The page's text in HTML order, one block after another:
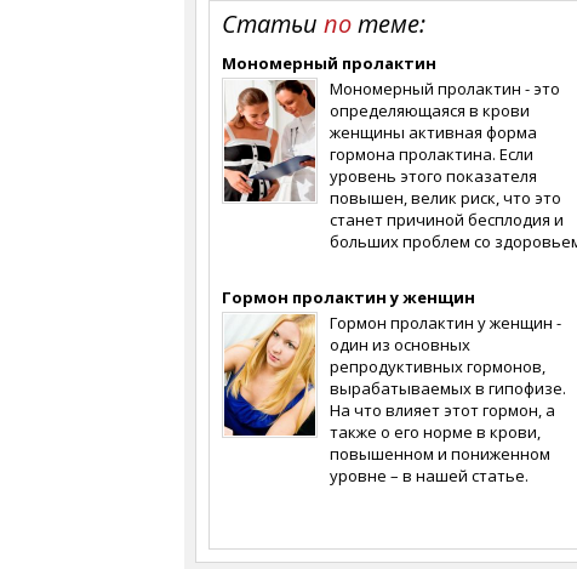
Статьи потеме:
Мономерный пролактин
Мономерный пролактин - это
определяющаяся в крови
женщины активная форма
гормона пролактина. Если
уровень этого показателя
повышен, велик риск, что это
станет причиной бесплодия и
больших проблем со
Гормон пролактин у женщин
Гормон пролактин у женщин -
один из основных
репродуктивных гормонов,
вырабатываемых в гипофизе.
На что влияет этот гормон, а
также о его норме в крови,
повышенном и пониженном
уровне – в нашей статье.